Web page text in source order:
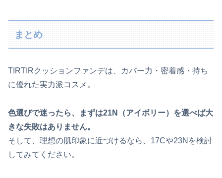
まとめ
TIRTIRクッションファンデは、カバー力・密着感・持ち
に優れた実力派コスメ。
色選びで迷ったら、まずは21N（アイボリー）を選べば大
きな失敗はありません。
そして、理想の肌印象に近づけるなら、17Cや23Nを検討
してみてください。